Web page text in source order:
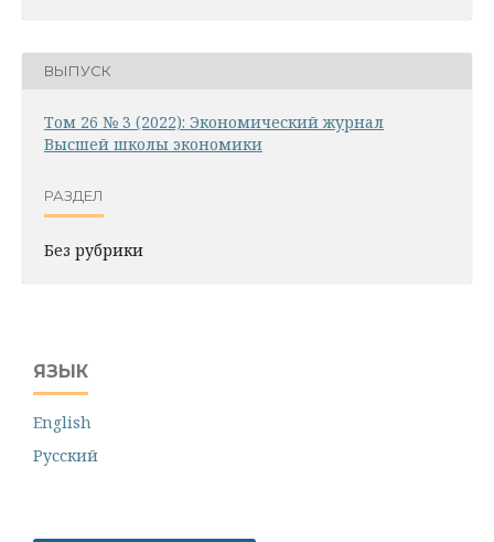
ВЫПУСК
Том 26 № 3 (2022): Экономический журнал
Высшей школы экономики
РАЗДЕЛ
Без рубрики
ЯЗЫК
English
Русский